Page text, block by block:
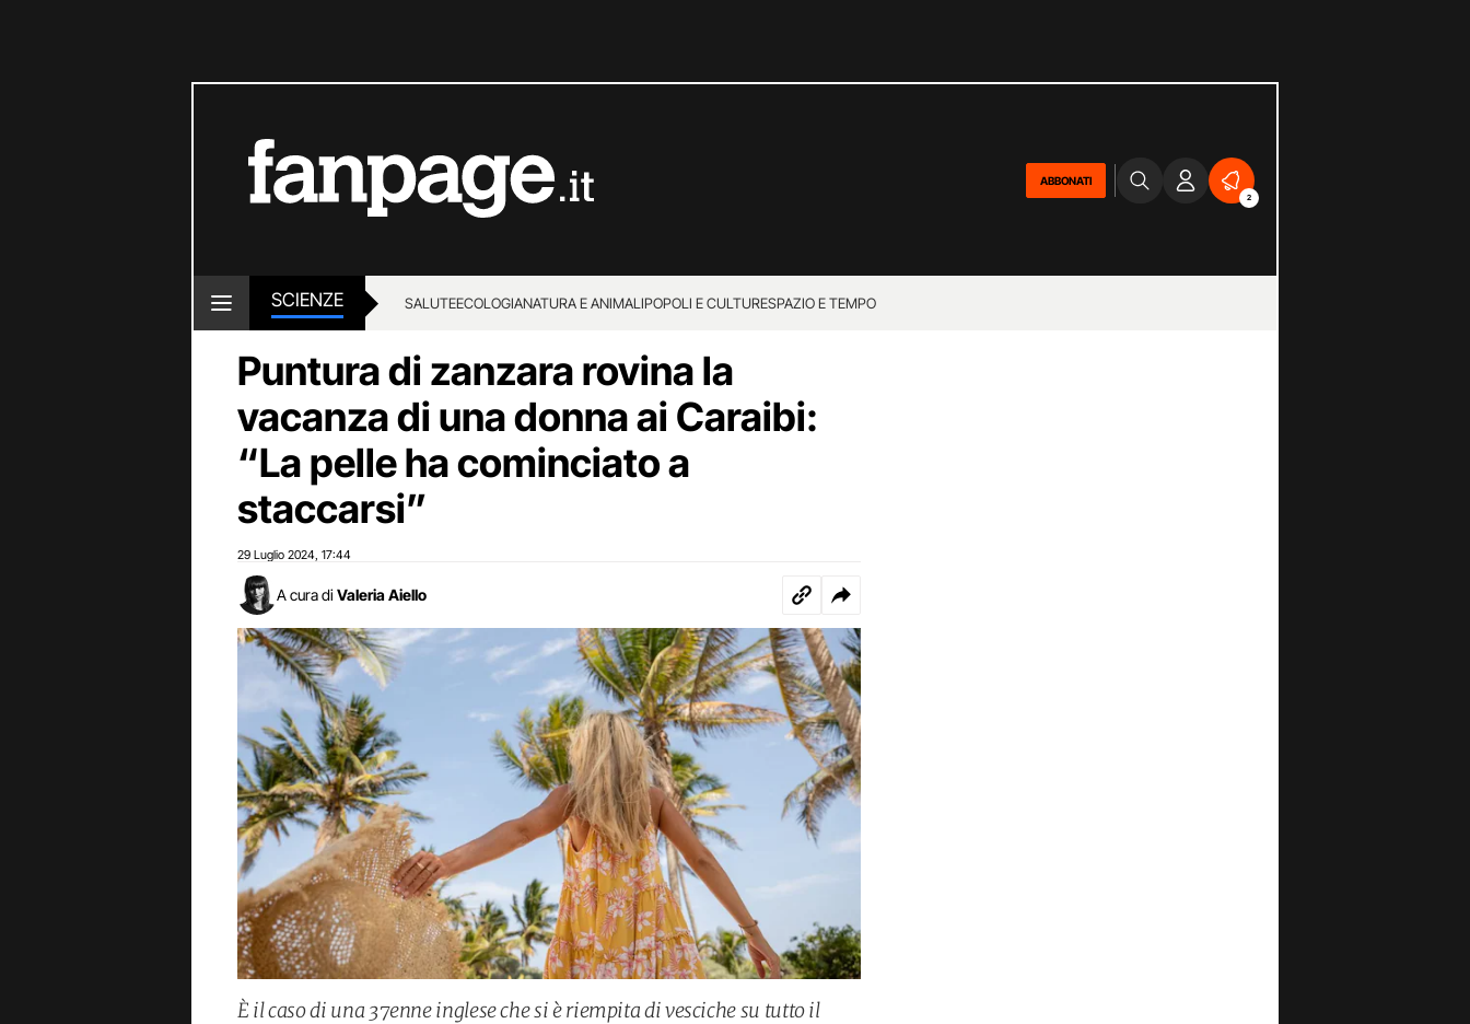
ABBONATI
2
SCIENZE SALUTEECOLOGIANATURA E ANIMALIPOPOLI E CULTURESPAZIO E TEMPO
Puntura di zanzara rovina la
vacanza di una donna ai Caraibi:
“La pelle ha cominciato a
staccarsi”
29 Luglio 2024 17:44
A cura di Valeria Aiello
È il caso di una 37enne inglese che si è riempita di vesciche su tutto il